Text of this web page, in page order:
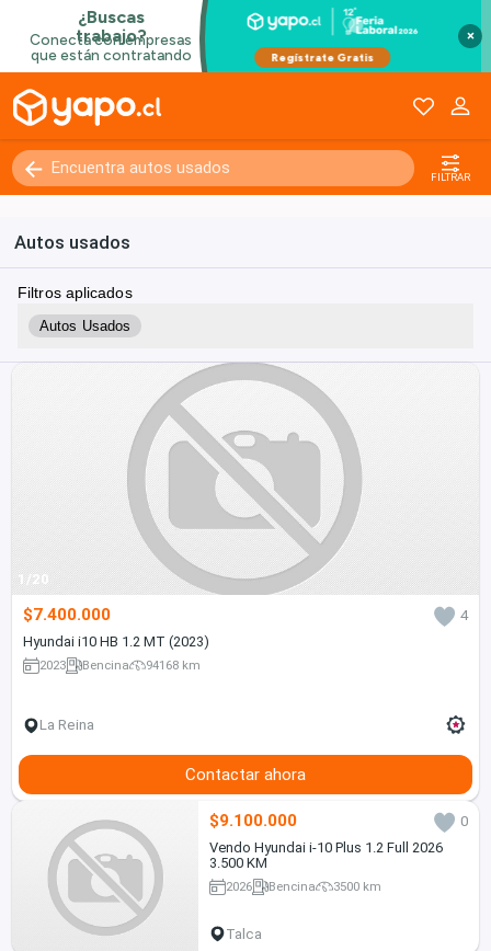
×
FILTRAR
Autos usados
Filtros aplicados
Autos Usados
1/20
$7.400.000
4
Hyundai i10 HB 1.2 MT (2023)
2023 Bencina 94168 km
La Reina
Contactar ahora
$9.100.000
0
Vendo Hyundai i-10 Plus 1.2 Full 2026
3.500 KM
2026 Bencina 3500 km
Talca